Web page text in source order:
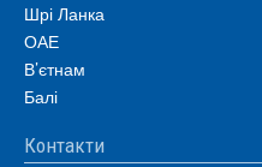
Шрі Ланка
ОАЕ
В’єтнам
Балі
Контакти